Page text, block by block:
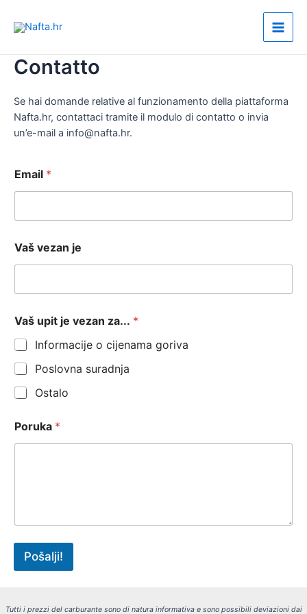
Main
Contatto
Se hai domande relative al funzionamento della piattaforma
Nafta.hr, contattaci tramite il modulo di contatto o invia
un’e-mail a info@nafta.hr.
Email *
Vaš vezan je
Vaš upit je vezan za... *
Informacije o cijenama goriva
Poslovna suradnja
Ostalo
Poruka *
Pošalji!
Tutti i prezzi del carburante sono di natura informativa e sono possibili deviazioni dai